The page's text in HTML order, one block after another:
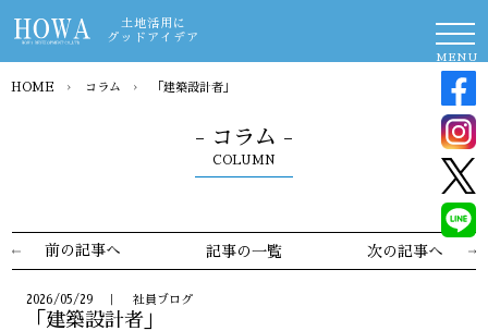
土地活用に
グッドアイデア
MENU
- コラム -
COLUMN
HOME › コラム › 「建築設計者」
前の記事へ 記事の一覧 次の記事へ
2026/05/29 ｜ 社員ブログ
「建築設計者」